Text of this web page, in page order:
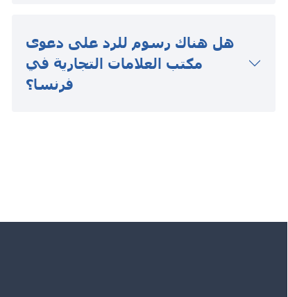
هل هناك رسوم للرد على دعوى
مكتب العلامات التجارية في
فرنسا؟